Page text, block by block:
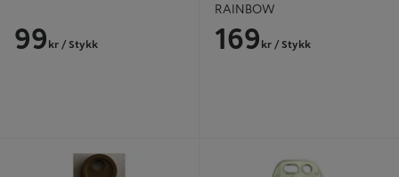
99 kr / Stykk
RAINBOW
169 kr / Stykk